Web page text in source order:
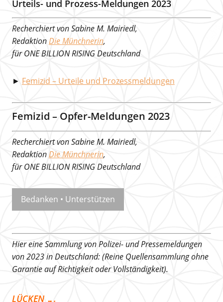
Urteils- und Prozess-Meldungen 2023
Recherchiert von Sabine M. Mairiedl,
RedaktionDie Münchnerin,
für ONE BILLION RISING Deutschland
► Femizid – Urteile und Prozessmeldungen
Femizid – Opfer-Meldungen 2023
Recherchiert von Sabine M. Mairiedl,
RedaktionDie Münchnerin,
für ONE BILLION RISING Deutschland
Bedanken • Unterstützen
Hier eine Sammlung von Polizei- und Pressemeldungen
von 2023 in Deutschland: (Reine Quellensammlung ohne
Garantie auf Richtigkeit oder Vollständigkeit).
LÜCKEN ….